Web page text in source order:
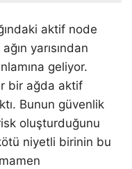
aktif node
yarısından
geliyor.
bir ağda aktif
Bunun güvenlik
oluşturduğunu
niyetli birinin bu